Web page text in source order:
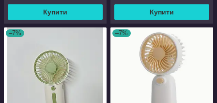
Купити Купити
–7% –7%